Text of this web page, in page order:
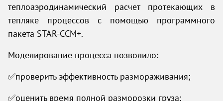
теплоаэродинамический расчет протекающих в
тепляке процессов с помощью программного
пакета STAR-CCM+.
Моделирование процесса позволило:
✅проверить эффективность размораживания;
✅оценить время полной разморозки груза;